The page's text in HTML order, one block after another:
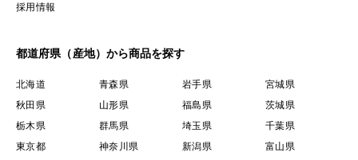
採用情報
都道府県（産地）から商品を探す
北海道 青森県 岩手県
宮城県
秋田県
山形県 福島県
茨城県
栃木県
群馬県 埼玉県
千葉県
東京都
神奈川県 新潟県
富山県